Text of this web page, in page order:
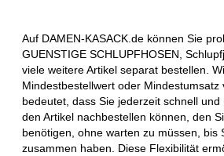
Auf DAMEN-KASACK.de können Sie
GUENSTIGE SCHLUPFHOSEN,
viele weitere Artikel separat bestellen.
Mindestbestellwert oder Mindestumsatz
bedeutet, dass Sie jederzeit schnell
den Artikel nachbestellen können, den
benötigen, ohne warten zu müssen, bis
zusammen haben. Diese Flexibilität